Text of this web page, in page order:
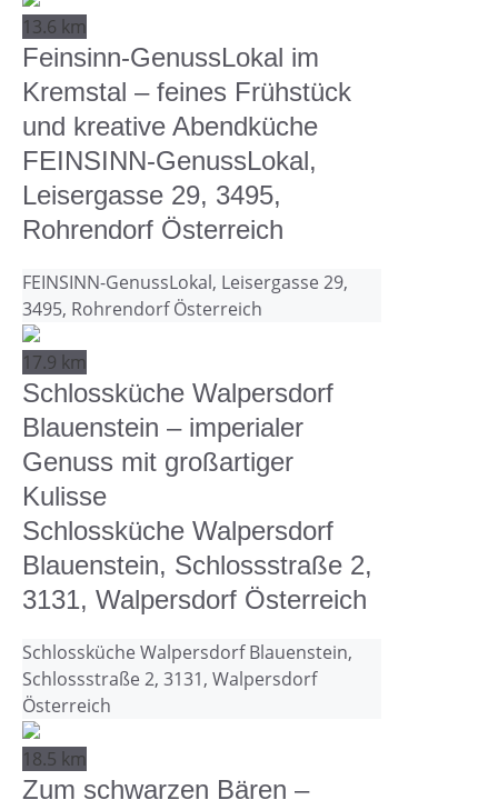
13.6 km
Feinsinn-GenussLokal im
Kremstal – feines Frühstück
und kreative Abendküche
FEINSINN-GenussLokal,
Leisergasse 29, 3495,
Rohrendorf Österreich
FEINSINN-GenussLokal, Leisergasse 29,
3495, Rohrendorf Österreich
17.9 km
Schlossküche Walpersdorf
Blauenstein – imperialer
Genuss mit großartiger
Kulisse
Schlossküche Walpersdorf
Blauenstein, Schlossstraße 2,
3131, Walpersdorf Österreich
Schlossküche Walpersdorf Blauenstein,
Schlossstraße 2, 3131, Walpersdorf
Österreich
18.5 km
Zum schwarzen Bären –